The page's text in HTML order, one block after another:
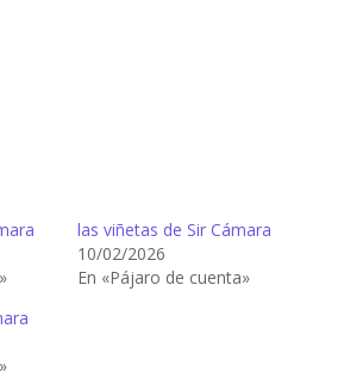
las viñetas de Sir Cámara
10/02/2026
En «Pájaro de cuenta»